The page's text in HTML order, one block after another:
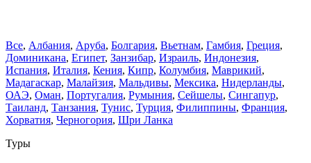
Все, Албания, Аруба, Болгария, Вьетнам, Гамбия, Греция,
Доминиканa, Египет, Занзибар, Израиль, Индонезия,
Испания, Италия, Кения, Кипр, Колумбия, Маврикий,
Мадагаскар, Малайзия, Мальдивы, Мексика, Нидерланды,
ОАЭ, Оман, Португалия, Румыния, Сейшелы, Сингапур,
Таиланд, Танзания, Тунис, Турция, Филиппины, Франция,
Хорватия, Черногория, Шри Ланка
Туры